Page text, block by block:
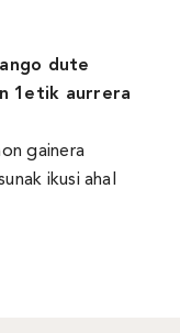
dute
1etik aurrera
gainera
ikusi ahal